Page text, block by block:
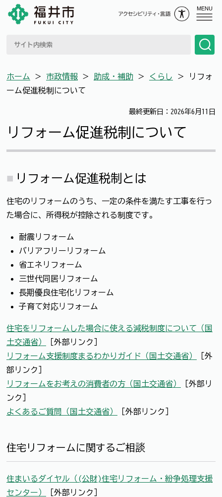
MENU
ホーム ＞ 市政情報 ＞ 助成・補助 ＞ くらし ＞
リフォ
ーム促進税制について
最終更新日：2026年6月11日
リフォーム促進税制について
リフォーム促進税制とは
住宅のリフォームのうち、一定の条件を満たす工事を行っ
た場合に、所得税が控除される制度です。
耐震リフォーム
バリアフリーリフォーム
省エネリフォーム
三世代同居リフォーム
長期優良住宅化リフォーム
子育て対応リフォーム
住宅をリフォームした場合に使える減税制度について（国
土交通省）
［外部リンク］
リフォーム支援制度まるわかりガイド（国土交通省）
［外
部リンク］
リフォームをお考えの消費者の方（国土交通省）
［外部リ
ンク］
よくあるご質問（国土交通省）
［外部リンク］
住宅リフォームに関するご相談
住まいるダイヤル（(公財)住宅リフォーム・紛争処理支援
センター）
［外部リンク］